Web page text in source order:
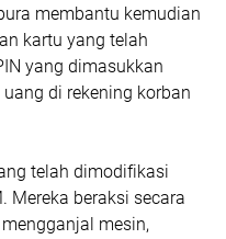
membantu kemudian
kartu yang telah
yang dimasukkan
di rekening korban
telah dimodifikasi
Mereka beraksi secara
mesin,